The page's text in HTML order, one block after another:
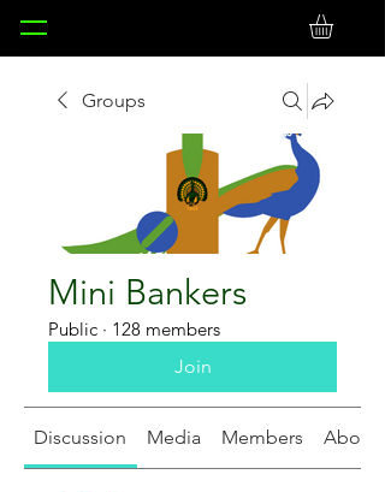
Groups
Mini Bankers
Public · 128 members
Join
Discussion Media Members About